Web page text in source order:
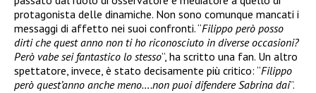
protagonista delle dinamiche. Non sono comunque mancati i
messaggi di affetto nei suoi confronti. “Filippo però posso
dirti che quest anno non ti ho riconosciuto in diverse occasioni?
Però vabe sei fantastico lo stesso”, ha scritto una fan. Un altro
spettatore, invece, è stato decisamente più critico: “Filippo
però quest’anno anche meno….non puoi difendere Sabrina dai”.